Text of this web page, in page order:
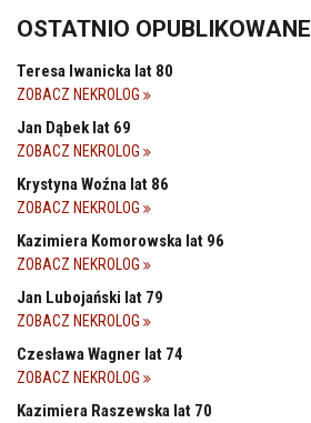
OSTATNIO OPUBLIKOWANE
Teresa Iwanicka lat 80
ZOBACZ NEKROLOG
Jan Dąbek lat 69
ZOBACZ NEKROLOG
Krystyna Woźna lat 86
ZOBACZ NEKROLOG
Kazimiera Komorowska lat 96
ZOBACZ NEKROLOG
Jan Lubojański lat 79
ZOBACZ NEKROLOG
Czesława Wagner lat 74
ZOBACZ NEKROLOG
Kazimiera Raszewska lat 70